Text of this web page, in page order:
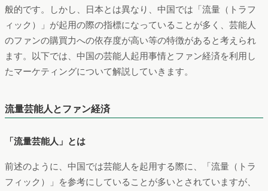
般的です。しかし、日本とは異なり、中国では「流量（トラフ
ィック）」が起用の際の指標になっていることが多く、芸能人
のファンの購買力への依存度が高い等の特徴があると考えられ
ます。以下では、中国の芸能人起用事情とファン経済を利用し
たマーケティングについて解説していきます。
流量芸能人とファン経済
「流量芸能人」とは
前述のように、中国では芸能人を起用する際に、「流量（トラ
フィック）」を参考にしていることが多いとされていますが、